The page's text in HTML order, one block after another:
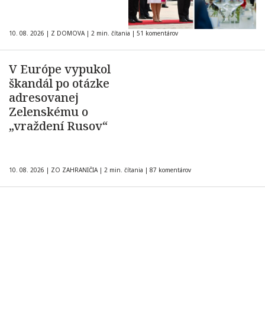
10. 08. 2026 | Z DOMOVA | 2 min. čítania | 51 komentárov
V Európe vypukol
škandál po otázke
adresovanej
Zelenskému o
„vraždení Rusov“
10. 08. 2026 | ZO ZAHRANIČIA | 2 min. čítania | 87 komentárov